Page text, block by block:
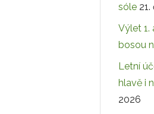
sóle
Výlet 1.
bosou
Letní
hlavě i
2026